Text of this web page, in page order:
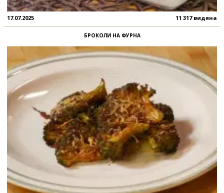
17.07.2025 11 317 видяна
БРОКОЛИ НА ФУРНА